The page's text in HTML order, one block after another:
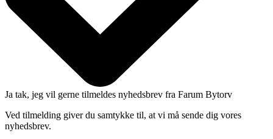
Ja tak, jeg vil gerne tilmeldes nyhedsbrev fra Farum Bytorv
Ved tilmelding giver du samtykke til, at vi må sende dig vores
nyhedsbrev.